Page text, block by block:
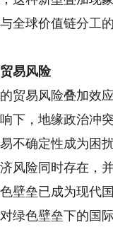
全球价值链分工
易风险
易风险叠加效应
下，地缘政治冲
不确定性成为困
风险同时存在，
壁垒已成为现代
绿色壁垒下的国